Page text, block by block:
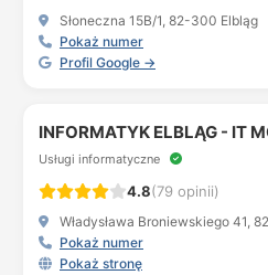
Słoneczna 15B/1, 82-300 Elbląg
Pokaż numer
Profil Google →
INFORMATYK ELBLĄG - IT
Usługi informatyczne
4.8(79 opinii)
Władysława Broniewskiego 41,
Pokaż numer
Pokaż stronę